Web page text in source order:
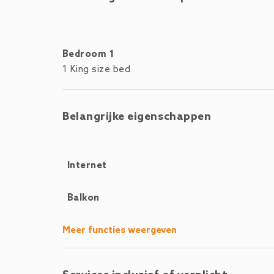
Bedroom 1
1 King size bed
Belangrijke eigenschappen
Internet
Balkon
Meer functies weergeven